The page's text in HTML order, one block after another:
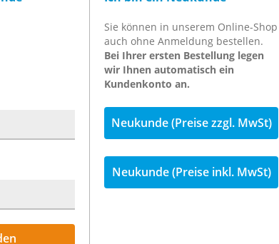
Sie können in unserem Online-Shop
auch ohne Anmeldung bestellen.
Bei Ihrer ersten Bestellung legen
wir Ihnen automatisch ein
Kundenkonto an.
Neukunde (Preise zzgl. MwSt)
Neukunde (Preise inkl. MwSt)
inkl. MwSt.
20,15 €
Menge Stk.